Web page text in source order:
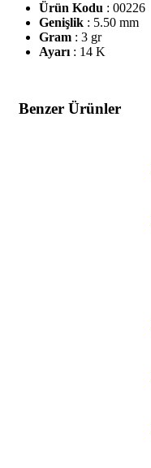
Ürün Kodu : 00226
Genişlik : 5.50 mm
Gram : 3 gr
Ayarı : 14 K
Benzer Ürünler